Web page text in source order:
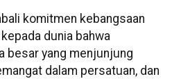
komitmen kebangsaan
dunia bahwa
besar yang menjunjung
dalam persatuan, dan